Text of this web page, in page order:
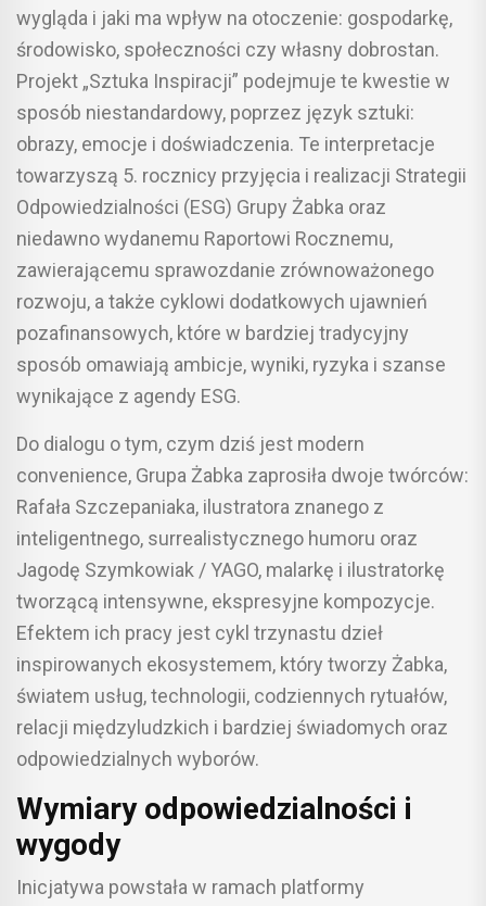
wygląda i jaki ma wpływ na otoczenie: gospodarkę,
środowisko, społeczności czy własny dobrostan.
Projekt „Sztuka Inspiracji” podejmuje te kwestie w
sposób niestandardowy, poprzez język sztuki:
obrazy, emocje i doświadczenia. Te interpretacje
towarzyszą 5. rocznicy przyjęcia i realizacji Strategii
Odpowiedzialności (ESG) Grupy Żabka oraz
niedawno wydanemu Raportowi Rocznemu,
zawierającemu sprawozdanie zrównoważonego
rozwoju, a także cyklowi dodatkowych ujawnień
pozafinansowych, które w bardziej tradycyjny
sposób omawiają ambicje, wyniki, ryzyka i szanse
wynikające z agendy ESG.
Do dialogu o tym, czym dziś jest modern
convenience, Grupa Żabka zaprosiła dwoje twórców:
Rafała Szczepaniaka, ilustratora znanego z
inteligentnego, surrealistycznego humoru oraz
Jagodę Szymkowiak / YAGO, malarkę i ilustratorkę
tworzącą intensywne, ekspresyjne kompozycje.
Efektem ich pracy jest cykl trzynastu dzieł
inspirowanych ekosystemem, który tworzy Żabka,
światem usług, technologii, codziennych rytuałów,
relacji międzyludzkich i bardziej świadomych oraz
odpowiedzialnych wyborów.
Wymiary odpowiedzialności i
wygody
Inicjatywa powstała w ramach platformy